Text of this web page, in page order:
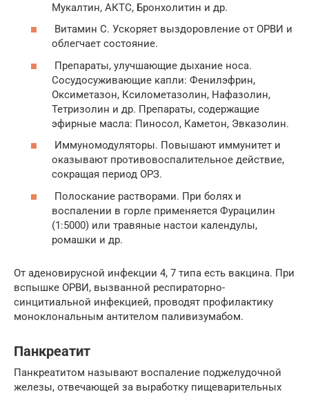
Мукалтин, АКТС, Бронхолитин и др.
Витамин С. Ускоряет выздоровление от ОРВИ и
облегчает состояние.
Препараты, улучшающие дыхание носа.
Сосудосуживающие капли: Фенилэфрин,
Оксиметазон, Ксилометазолин, Нафазолин,
Тетризолин и др. Препараты, содержащие
эфирные масла: Пиносол, Каметон, Эвказолин.
Иммуномодуляторы. Повышают иммунитет и
оказывают противовоспалительное действие,
сокращая период ОРЗ.
Полоскание растворами. При болях и
воспалении в горле применяется Фурацилин
(1:5000) или травяные настои календулы,
ромашки и др.
От аденовирусной инфекции 4, 7 типа есть вакцина. При
вспышке ОРВИ, вызванной респираторно-
синцитиальной инфекцией, проводят профилактику
моноклональным антителом паливизумабом.
Панкреатит
Панкреатитом называют воспаление поджелудочной
железы, отвечающей за выработку пищеварительных